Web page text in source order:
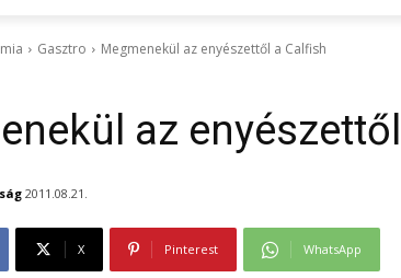
Gasztro Megmenekül az enyészettől a Calfish
az
2011.08.21.
X Pinterest WhatsApp